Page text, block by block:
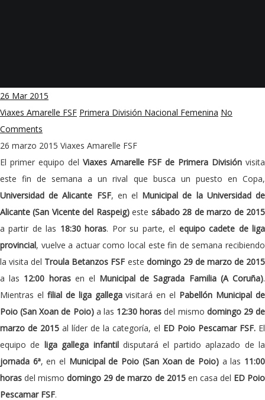
26 Mar 2015
Viaxes Amarelle FSF Primera División Nacional Femenina No
Comments
26 marzo 2015 Viaxes Amarelle FSF
El primer equipo del Viaxes Amarelle FSF de Primera Divisiónvisita
este fin de semana a un rival que busca un puesto en Copa,
Universidad de Alicante FSF, en el Municipal de la Universidad de
Alicante (San Vicente del Raspeig)este sábado 28 de marzo de 2015
a partir de las 18:30 horas. Por su parte, el equipo cadete de liga
provincial, vuelve a actuar como local este fin de semana recibiendo
la visita del Troula Betanzos FSF este domingo 29 de marzo de 2015
a las 12:00 horas en el Municipal de Sagrada Familia (A Coruña).
Mientras el filial de liga gallegavisitará en el Pabellón Municipal de
Poio (San Xoan de Poio)a las 12:30 horas del mismo domingo 29 de
marzo de 2015 al líder de la categoría, el ED Poio Pescamar FSF. El
equipo de liga gallega infantildisputará el partido aplazado de la
jornada 6ª, en el Municipal de Poio (San Xoan de Poio)a las 11:00
horasdel mismodomingo 29 de marzo de 2015en casa del ED Poio
Pescamar FSF.